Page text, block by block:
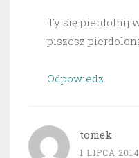
Ty się pierdolnij
piszesz
Odpowiedz
tomek
1 LIPCA